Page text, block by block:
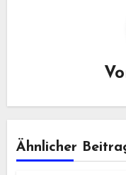
Ähnlicher